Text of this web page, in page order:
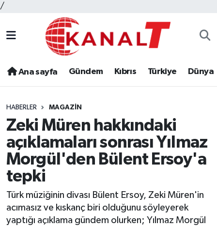
/
Ana sayfa Gündem Kıbrıs Türkiye Dünya
HABERLER MAGAZIN
Zeki Müren hakkındaki
açıklamaları sonrası Yılmaz
Morgül'den Bülent Ersoy'a
tepki
Türk müziğinin divası Bülent Ersoy, Zeki Müren'in
acımasız ve kıskanç biri olduğunu söyleyerek
yaptığı açıklama gündem olurken; Yılmaz Morgül